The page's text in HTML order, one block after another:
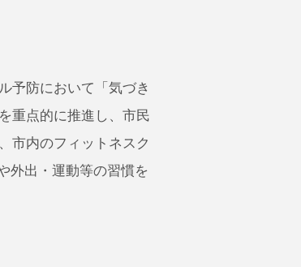
予防において「気づき
重点的に推進し、市民
市内のフィットネスク
外出・運動等の習慣を